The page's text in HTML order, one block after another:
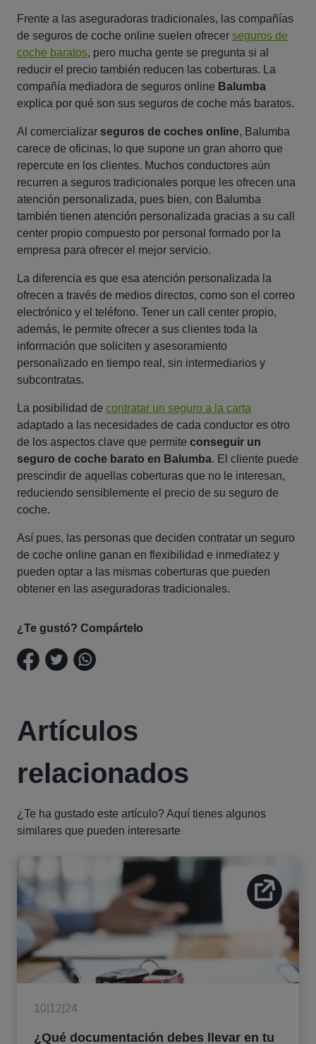
Frente a las aseguradoras tradicionales, las compañías
de seguros de coche online suelen ofrecer seguros de
coche baratos, pero mucha gente se pregunta si al
reducir el precio también reducen las coberturas. La
compañía mediadora de seguros online Balumba
explica por qué son sus seguros de coche más baratos.
Al comercializar seguros de coches online, Balumba
carece de oficinas, lo que supone un gran ahorro que
repercute en los clientes. Muchos conductores aún
recurren a seguros tradicionales porque les ofrecen una
atención personalizada, pues bien, con Balumba
también tienen atención personalizada gracias a su call
center propio compuesto por personal formado por la
empresa para ofrecer el mejor servicio.
La diferencia es que esa atención personalizada la
ofrecen a través de medios directos, como son el correo
electrónico y el teléfono. Tener un call center propio,
además, le permite ofrecer a sus clientes toda la
información que soliciten y asesoramiento
personalizado en tiempo real, sin intermediarios y
subcontratas.
La posibilidad de contratar un seguro a la carta
adaptado a las necesidades de cada conductor es otro
de los aspectos clave que permite conseguir un
seguro de coche barato en Balumba. El cliente puede
prescindir de aquellas coberturas que no le interesan,
reduciendo sensiblemente el precio de su seguro de
coche.
Así pues, las personas que deciden contratar un seguro
de coche online ganan en flexibilidad e inmediatez y
pueden optar a las mismas coberturas que pueden
obtener en las aseguradoras tradicionales.
¿Te gustó? Compártelo
Artículos
relacionados
¿Te ha gustado este artículo? Aquí tienes algunos
similares que pueden interesarte
10|12|24
¿Qué documentación debes llevar en tu